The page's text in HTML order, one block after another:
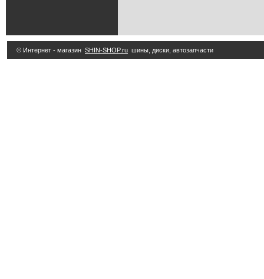
© Интернет - магазин SHIN-SHOP.ru шины, диски, автозапчасти